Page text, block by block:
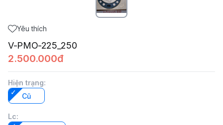
Yêu thích
V-PMO-225_250
2.500.000đ
Hiện trạng:
Cũ
Lc: